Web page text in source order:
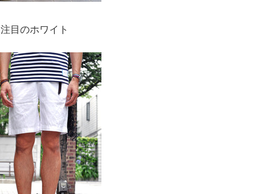
注目のホワイト